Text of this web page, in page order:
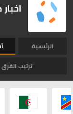
اخبار
الرئيسية
ترتيب الفرق